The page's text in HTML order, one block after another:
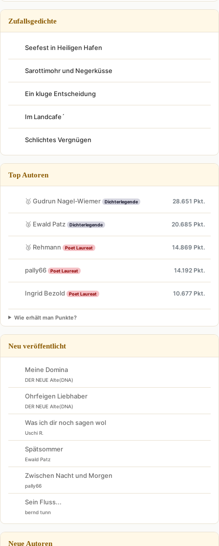
Zufallsgedichte
Seefest in Heiligen Hafen
Sarottimohr und Negerküsse
Ein kluge Entscheidung
Im Landcafe´
Schlichtes Vergnügen
Top Autoren
🥇 Gudrun Nagel-Wiemer Dichterlegende 28.651 Pkt.
🥈 Ewald Patz Dichterlegende 20.685 Pkt.
🥉 Rehmann Poet Laureat 14.869 Pkt.
pally66 Poet Laureat 14.192 Pkt.
Ingrid Bezold Poet Laureat 10.677 Pkt.
Wie erhält man Punkte?
Neu veröffentlicht
Meine Domina
DER NEUE Alte(DNA)
Ohrfeigen Liebhaber
DER NEUE Alte(DNA)
Was ich dir noch sagen wol
Uschi R.
Spätsommer
Ewald Patz
Zwischen Nacht und Morgen
pally66
Sein Fluss...
bernd tunn
Neue Autoren